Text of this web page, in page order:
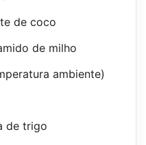
de coco
de milho
ambiente)
de trigo